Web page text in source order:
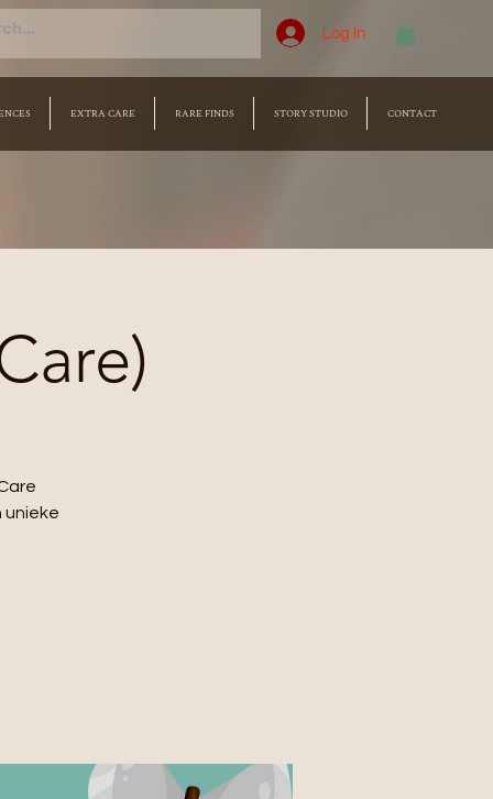
EXTRA CARE RARE FINDS STORY STUDIO CONTACT
Log In
unieke